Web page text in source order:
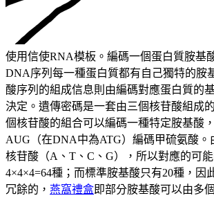
使用信使RNA模板。編碼一個蛋白質胺基
DNA序列每一種蛋白質都有自己獨特的胺
酸序列的組成信息則由編碼對應蛋白質的
決定。遺傳密碼是一套由三個核苷酸組成
個核苷酸的組合可以編碼一種特定胺基酸
AUG（在DNA中為ATG）編碼甲硫氨酸
核苷酸（A、T、C、G），所以對應的可
4×4×4=64種；而標準胺基酸只有20種，因
冗餘的， 燕窩禮盒即部分胺基酸可以由多